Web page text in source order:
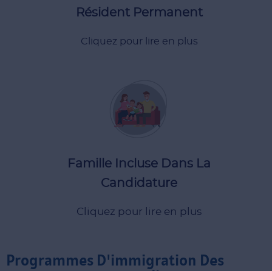
Famille Incluse Dans La
Candidature
Cliquez pour lire en plus
Tous les membres immédiats de la famille du
candidat (conjoint et enfants à charge) sont inclus
candidat.
Résident Permanent
Cliquez pour lire en plus
Programmes D'immigration Des